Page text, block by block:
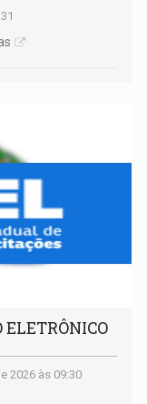
ELETRÔNICO
2026 às 09:30